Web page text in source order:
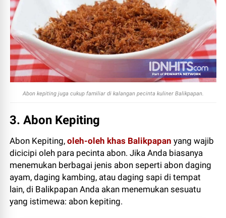
Abon kepiting juga cukup familiar di kalangan pecinta kuliner Balikpapan.
3. Abon Kepiting
Abon Kepiting,oleh-oleh khas Balikpapan yang wajib
dicicipi oleh para pecinta abon. Jika Anda biasanya
menemukan berbagai jenis abon seperti abon daging
ayam, daging kambing, atau daging sapi di tempat
lain, di Balikpapan Anda akan menemukan sesuatu
yang istimewa: abon kepiting.